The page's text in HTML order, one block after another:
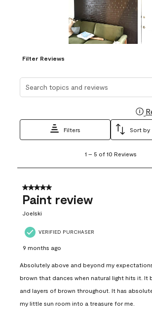
Filter Reviews
Filters Sort by
5
10
Reviews
1 – 5 of 10 Reviews
5 out of 5 stars.
Paint review
Joelski
VERIFIED PURCHASER
9 months ago
Absolutely above and beyond my
brown that dances when natural light hits it. It
and layers of brown throughout. It has
my little sun room into a treasure for me.